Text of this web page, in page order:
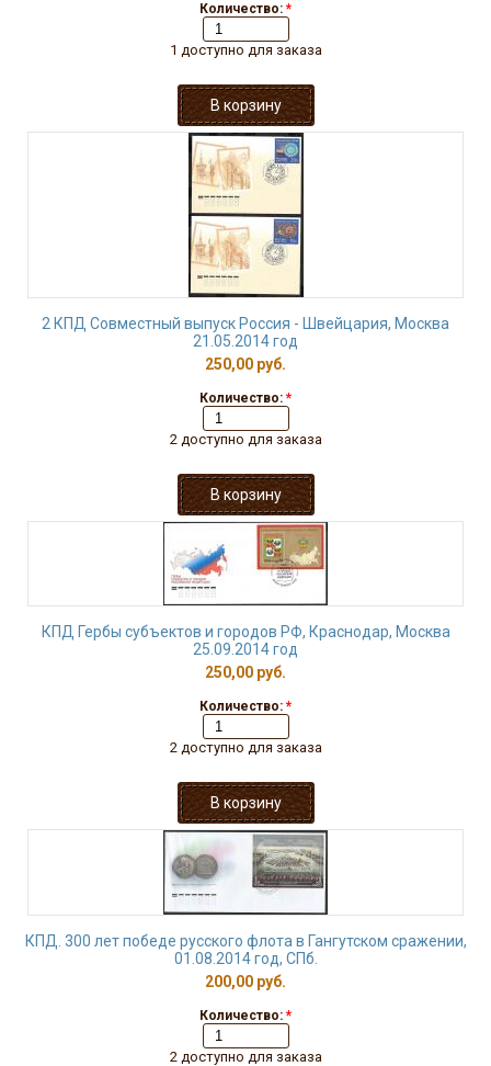
Количество: *
1 доступно для заказа
2 КПД Совместный выпуск Россия - Швейцария, Москва
21.05.2014 год
250,00 руб.
Количество: *
2 доступно для заказа
КПД Гербы субъектов и городов РФ, Краснодар, Москва
25.09.2014 год
250,00 руб.
Количество: *
2 доступно для заказа
КПД. 300 лет победе русского флота в Гангутском сражении,
01.08.2014 год, СПб.
200,00 руб.
Количество: *
2 доступно для заказа